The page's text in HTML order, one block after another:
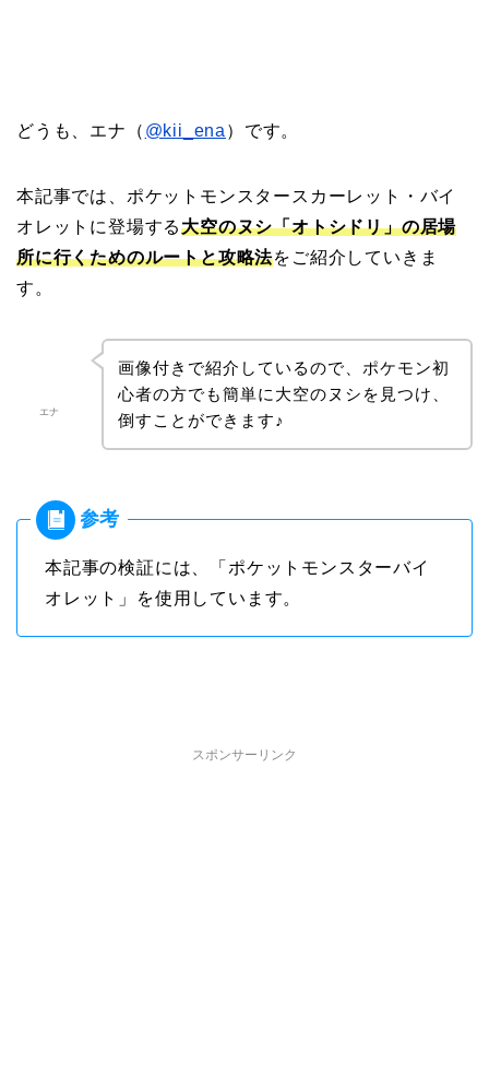
どうも、エナ（ @kii_ena ）です。
本記事では、ポケットモンスタースカーレット・バイ
オレットに登場する大空のヌシ「オトシドリ」の居場
所に行くためのルートと攻略法をご紹介していきま
す。
エナ
画像付きで紹介しているので、ポケモン初
心者の方でも簡単に大空のヌシを見つけ、
倒すことができます♪
本記事の検証には、「ポケットモンスターバイ
オレット」を使用しています。
スポンサーリンク